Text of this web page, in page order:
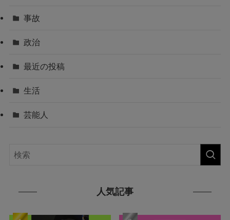
事故
政治
最近の投稿
生活
芸能人
人気記事